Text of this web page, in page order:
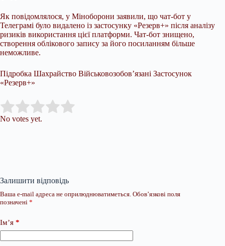
Як повідомлялося, у Міноборони заявили, що чат-бот у
Телеграмі було видалено із застосунку «Резерв+» після аналізу
ризиків використання цієї платформи. Чат-бот знищено,
створення облікового запису за його посиланням більше
неможливе.
Підробка Шахрайство Військовозобов’язані Застосунок
«Резерв+»
Rate this item:
No votes yet.
Залишити відповідь
Ваша e-mail адреса не оприлюднюватиметься. Обов’язкові поля
позначені *
Ім’я *